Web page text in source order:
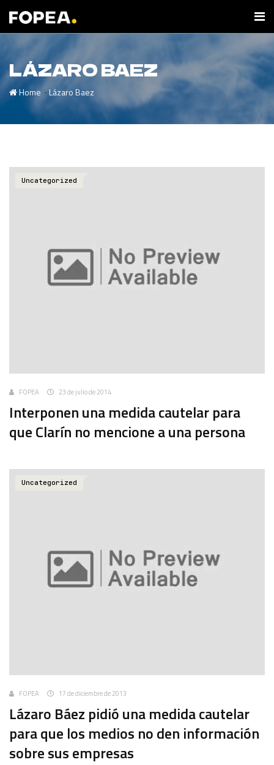
LÁZARO BAEZ
Home -Lázaro Baez
Uncategorized
FOPEA 23 de julio de 2014
Interponen una medida cautelar para
que Clarín no mencione a una persona
Uncategorized
FOPEA 17 de diciembre de 2013
Lázaro Báez pidió una medida cautelar
para que los medios no den información
sobre sus empresas